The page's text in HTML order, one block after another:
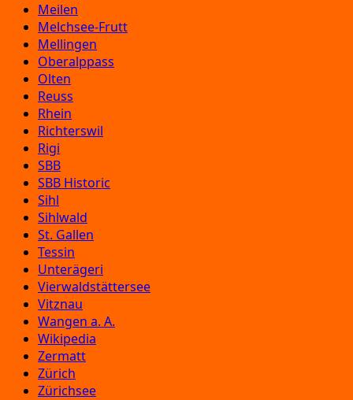
Meilen
Melchsee-Frutt
Mellingen
Oberalppass
Olten
Reuss
Rhein
Richterswil
Rigi
SBB
SBB Historic
Sihl
Sihlwald
St. Gallen
Tessin
Unterägeri
Vierwaldstättersee
Vitznau
Wangen a. A.
Wikipedia
Zermatt
Zürich
Zürichsee